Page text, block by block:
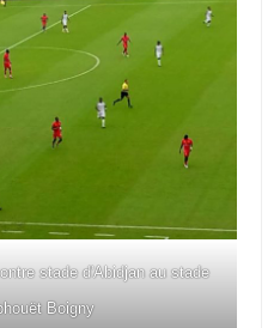
stade d'Abidjan au stade
Boigny